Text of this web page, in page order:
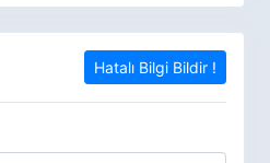
Hatalı Bilgi Bildir !